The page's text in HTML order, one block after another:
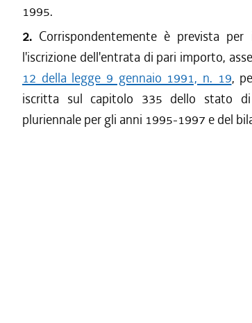
1995.
2. Corrispondentemente è prevista
l'iscrizione dell'entrata di pari importo,
12 della legge 9 gennaio 1991, n. 19,
iscritta sul capitolo 335 dello stato di
pluriennale per gli anni 1995-1997 e del